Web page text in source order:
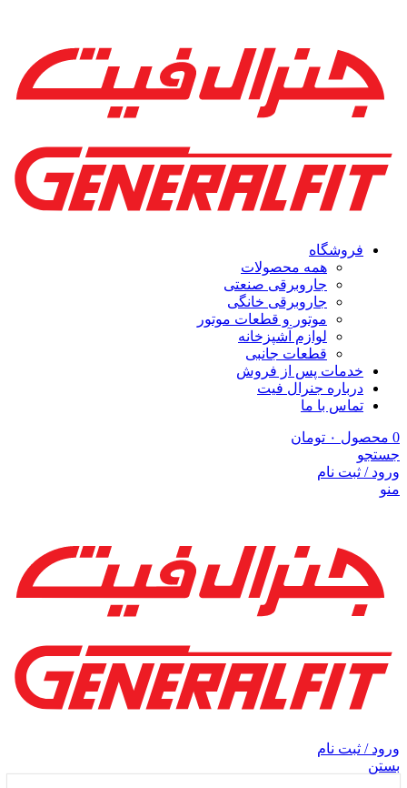
فروشگاه
همه محصولات
جاروبرقی صنعتی
جاروبرقی خانگی
موتور و قطعات موتور
لوازم آشپزخانه
قطعات جانبی
خدمات پس از فروش
درباره جنرال فیت
تماس با ما
0 محصول ۰ تومان
جستجو
ورود / ثبت نام
منو
ورود / ثبت نام
بستن